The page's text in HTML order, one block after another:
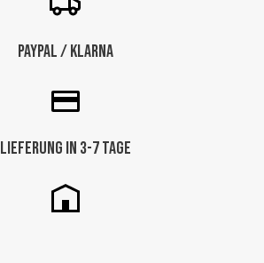
Paypal / Klarna
Lieferung in 3-7 Tage